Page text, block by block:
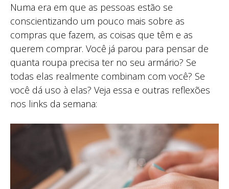
Numa era em que as pessoas estão se
conscientizando um pouco mais sobre as
compras que fazem, as coisas que têm e as
querem comprar. Você já parou para pensar de
quanta roupa precisa ter no seu armário? Se
todas elas realmente combinam com você? Se
você dá uso à elas? Veja essa e outras reflexões
nos links da semana: